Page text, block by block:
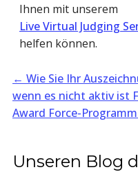
Ihnen mit unserem
Live Virtual Judging
helfen können.
← Wie Sie Ihr
wenn es nicht aktiv ist
Award Force-Programm
Unseren Blog